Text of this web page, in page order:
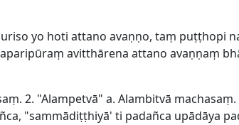
yo hoti attano avaṇṇo, taṃ puṭṭhopi
avitthārena attano avaṇṇaṃ
2. "Alampetvā" a. Alambitvā machasaṃ.
"sammādiṭṭhiyā' ti padañca upādāya